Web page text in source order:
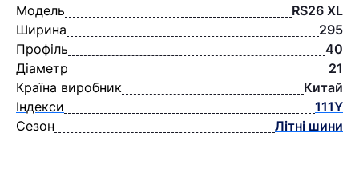
Модель
RS26 XL
Ширина
295
Профіль
40
Діаметр
21
Країна виробник
Китай
Індекси
111Y
Сезон
Літні шини